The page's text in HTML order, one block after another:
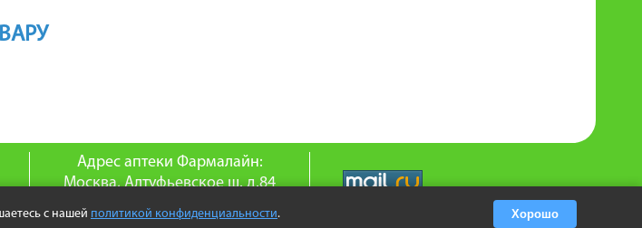
Адрес аптеки Фармалайн:
Москва, Алтуфьевское ш. д.84
телефон: 8(495) 255-09-25
с нашей политикой конфиденциальности. Хорошо